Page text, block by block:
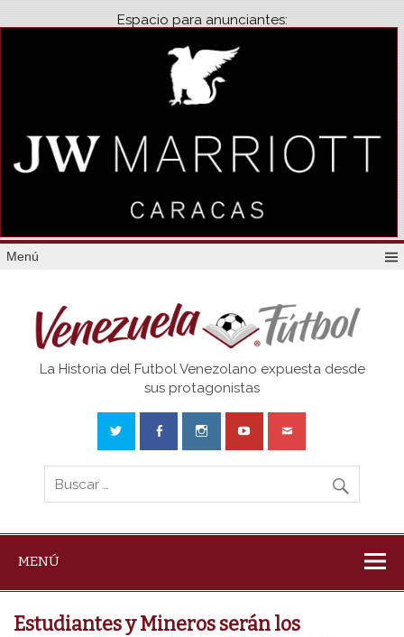
Espacio para anunciantes:
Menú
Venezuela
La Historia del Futbol Venezolano expuesta desde
sus protagonistas
MENÚ
Estudiantes y Mineros serán los